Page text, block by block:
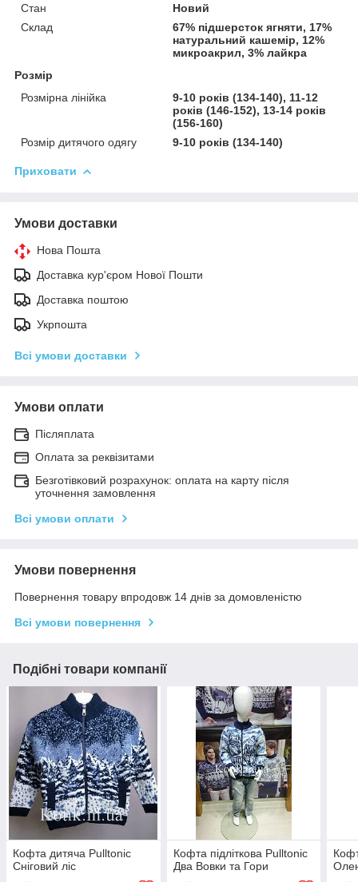
Стан
Новий
Склад
67% підшерсток ягняти, 17%
натуральний кашемір, 12%
микроакрил, 3% лайкра
Розмір
Розмірна лінійка
9-10 років (134-140), 11-12
років (146-152), 13-14 років
(156-160)
Розмір дитячого одягу
9-10 років (134-140)
Приховати
Умови доставки
Нова Пошта
Доставка кур'єром Нової Пошти
Доставка поштою
Укрпошта
Всі умови доставки
Умови оплати
Післяплата
Оплата за реквізитами
Безготівковий розрахунок: оплата на карту після
уточнення замовлення
Всі умови оплати
Умови повернення
Повернення товару впродовж 14 днів за домовленістю
Всі умови повернення
Подібні товари компанії
Кофта дитяча Pulltonic
Сніговий ліс
Кофта підліткова Pulltonic
Два Вовки та Гори